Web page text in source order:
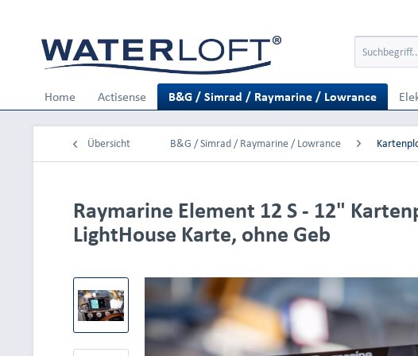
Home Actisense B&G / Simrad / Raymarine / Lowrance
Übersicht B&G / Simrad / Raymarine / Lowrance
Raymarine Element 12 S - 12"
LightHouse Karte, ohne Geb